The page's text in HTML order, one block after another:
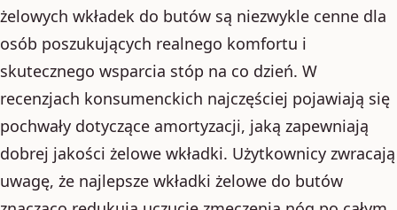
żelowych wkładek do butów są niezwykle cenne dla
osób poszukujących realnego komfortu i
skutecznego wsparcia stóp na co dzień. W
recenzjach konsumenckich najczęściej pojawiają się
pochwały dotyczące amortyzacji, jaką zapewniają
dobrej jakości żelowe wkładki. Użytkownicy zwracają
uwagę, że najlepsze wkładki żelowe do butów